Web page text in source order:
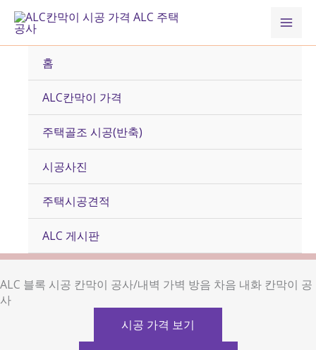
츠
홈
ALC칸막이 가격
주택골조 시공(반축)
시공사진
주택시공견적
ALC 게시판
ALC 블록 시공 칸막이 공사/내벽 가벽 방음 차음 내화 칸막이 공
사
시공 가격 보기